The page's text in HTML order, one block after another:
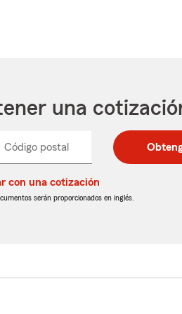
una
Código postal
postal
de
postal
de
_____
con una cotización
serán proporcionados en inglés.